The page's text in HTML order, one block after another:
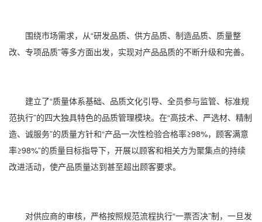
围绕市场需求，从“研发品质、供方品质、制造品质、质量整
改、专项品质”等多方面出发，实现对产品品质的不断升级和完善。
建立了“质量体系基础、品质文化引导、全员参与监管、标准规
范执行”的四大独具特色的品质管理模块。在“高技术、严选材、精制
造、诚服务”的质量方针和“产品一次性检验合格率≥98%，顾客满意
率≥98%”的质量目标指导下，开展以顾客和相关方为聚集点的持续
改进活动，使产品质量达到甚至超出顾客要求。
对供应商的审核，严格按照规范流程执行“一票否决”制，一旦发